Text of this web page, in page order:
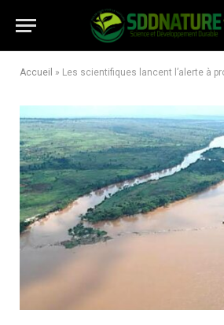
Accueil » Les scientifiques lancent l’alerte à propos de l’Exploitation des